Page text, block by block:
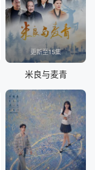
更新至15集
米良与麦青